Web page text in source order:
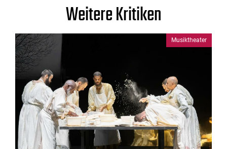
Weitere Kritiken
Musiktheater